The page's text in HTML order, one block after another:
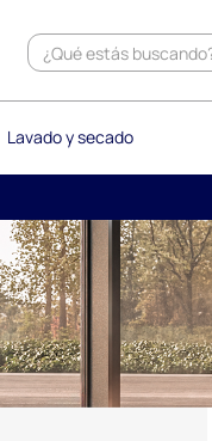
Lavado y secado